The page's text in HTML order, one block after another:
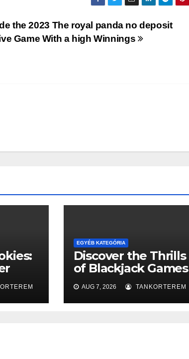
the 2023 The royal panda no deposit
Game With a high Winnings
EGYÉB KATEGÓRIA
Discover the Thrills
of Blackjack Games
for Fun
AUG 7, 2026 TANKORTEREM